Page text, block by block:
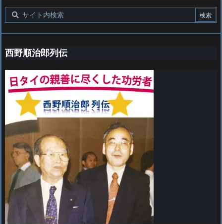
西野順治郎列伝